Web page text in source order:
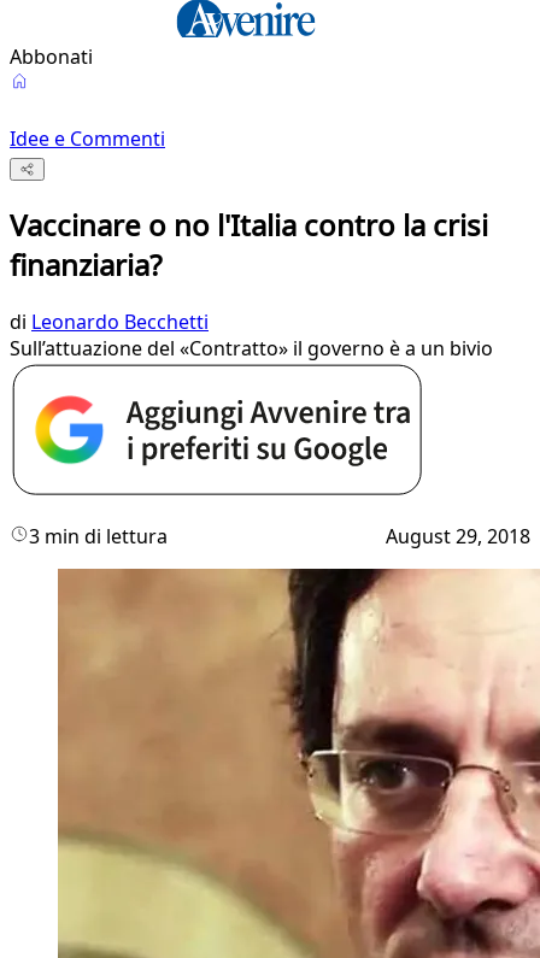
Abbonati
Idee e Commenti
Vaccinare o no l'Italia contro la crisi
finanziaria?
di Leonardo Becchetti
Sull’attuazione del «Contratto» il governo è a un bivio
3 min di lettura August 29, 2018